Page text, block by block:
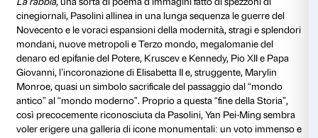
“Morte di Marat” di David, le fucilazioni del “3
il Mao dei ritratti ufficiali di Grande Timoniere, Putin
incorniciati nella copertina di “Time”, Mussolini e la
Piazzale Loreto, con una potenza di effetto che
iniziale deiPisan Cantosdi Ezra Pound: “Thus Ben
Milano / by the heels at Milano…” (“Così Ben e la
per i calcagni a Milano…”).